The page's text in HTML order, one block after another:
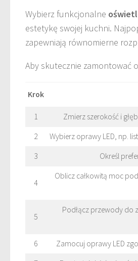
Wybierz funkcjonalne
estetykę swojej kuchni.
zapewniają równomierne
Aby skutecznie zamontować
Krok
1 Zmierz szerokość i
2 Wybierz oprawy LED, np.
3 Określ
4
Oblicz całkowitą moc
5
Podłącz przewody do
6 Zamocuj oprawy LED